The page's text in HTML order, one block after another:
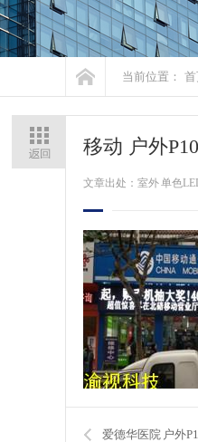
当前位置：
移动 户外
文章出处：室外 单色
爱德华医院 户外